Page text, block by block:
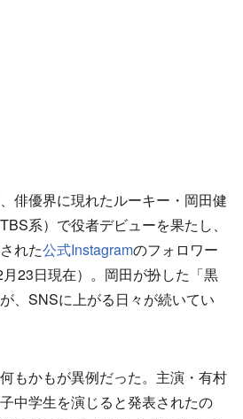
俳優界に現れたルーキー・岡田健
系）で役者デビューを果たし、
れた公式Instagramのフォロワー
23日現在）。岡田が扮した「黒
、SNSに上がる日々が続いてい
もかもが異例だった。主演・有村
中学生を演じると発表されたの